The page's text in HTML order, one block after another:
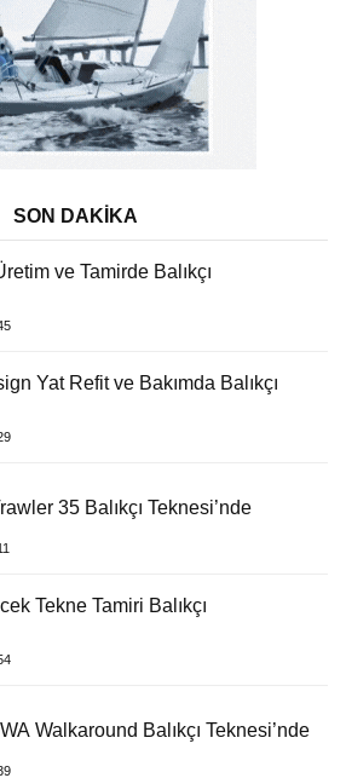
SON DAKİKA
ve Tamirde Balıkçı
Yat Refit ve Bakımda Balıkçı
35 Balıkçı Teknesi’nde
Tekne Tamiri Balıkçı
Walkaround Balıkçı Teknesi’nde